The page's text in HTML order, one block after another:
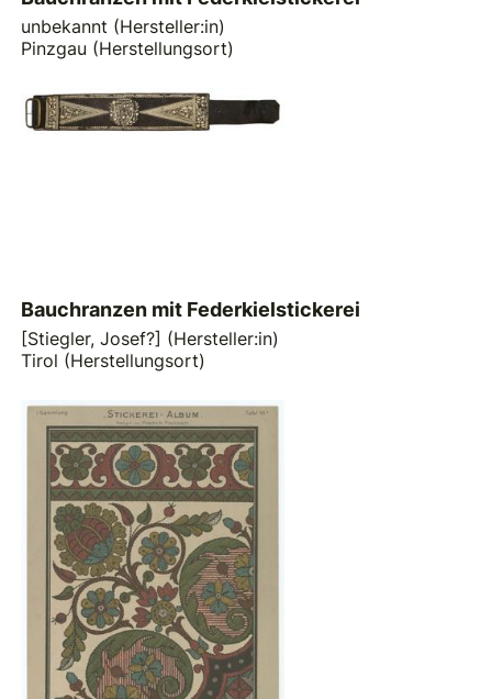
unbekannt (Hersteller:in)
Pinzgau (Herstellungsort)
Bauchranzen mit Federkielstickerei
[Stiegler, Josef?] (Hersteller:in)
Tirol (Herstellungsort)